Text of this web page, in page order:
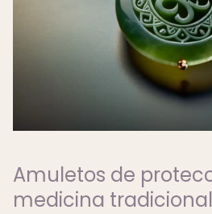
Amuletos de
medicina